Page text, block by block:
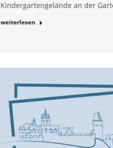
Kindergartengelände an der
weiterlesen